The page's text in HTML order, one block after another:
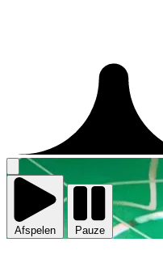
Video
afspelen
Afspelen Pauze